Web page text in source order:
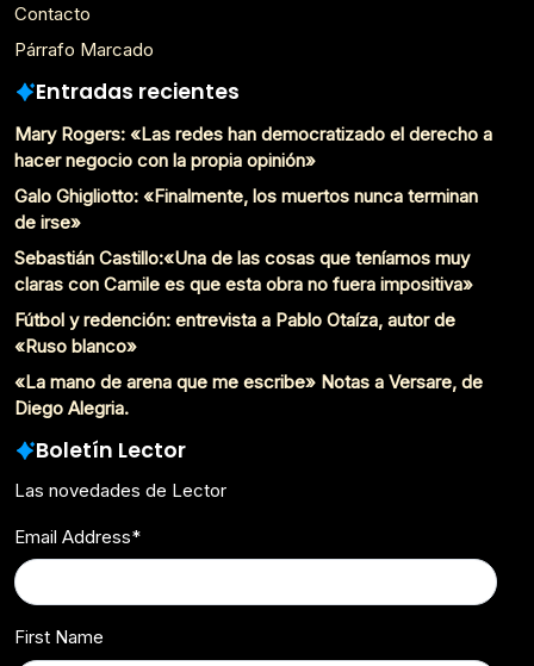
Contacto
Párrafo Marcado
Entradas recientes
Mary Rogers: «Las redes han democratizado el derecho a
hacer negocio con la propia opinión»
Galo Ghigliotto: «Finalmente, los muertos nunca terminan
de irse»
Sebastián Castillo:«Una de las cosas que teníamos muy
claras con Camile es que esta obra no fuera impositiva»
Fútbol y redención: entrevista a Pablo Otaíza, autor de
«Ruso blanco»
«La mano de arena que me escribe» Notas a Versare, de
Diego Alegria.
Boletín Lector
Las novedades de Lector
Email Address*
First Name